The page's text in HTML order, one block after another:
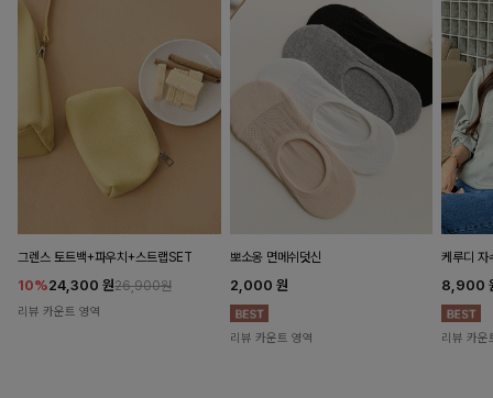
그렌스 토트백+파우치+스트랩SET
10%24,300 원26,900원
리뷰 카운트 영역
뽀소옹 면메쉬덧신
2,000 원
리뷰 카운트 영역
케루디 자
8,900
리뷰 카운